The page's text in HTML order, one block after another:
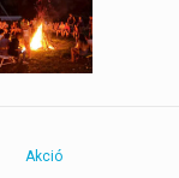
Akció